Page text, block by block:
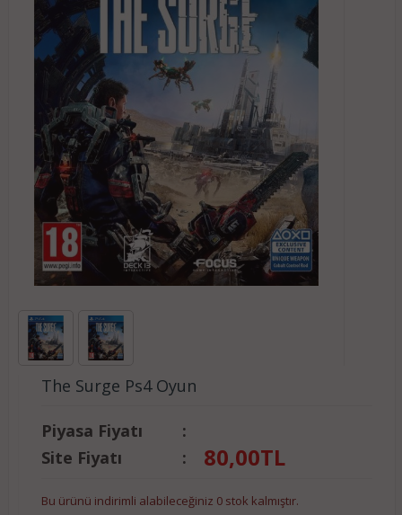
The Surge Ps4 Oyun
Piyasa Fiyatı
:
Site Fiyatı
: 80,00TL
Bu ürünü indirimli alabileceğiniz 0 stok kalmıştır.